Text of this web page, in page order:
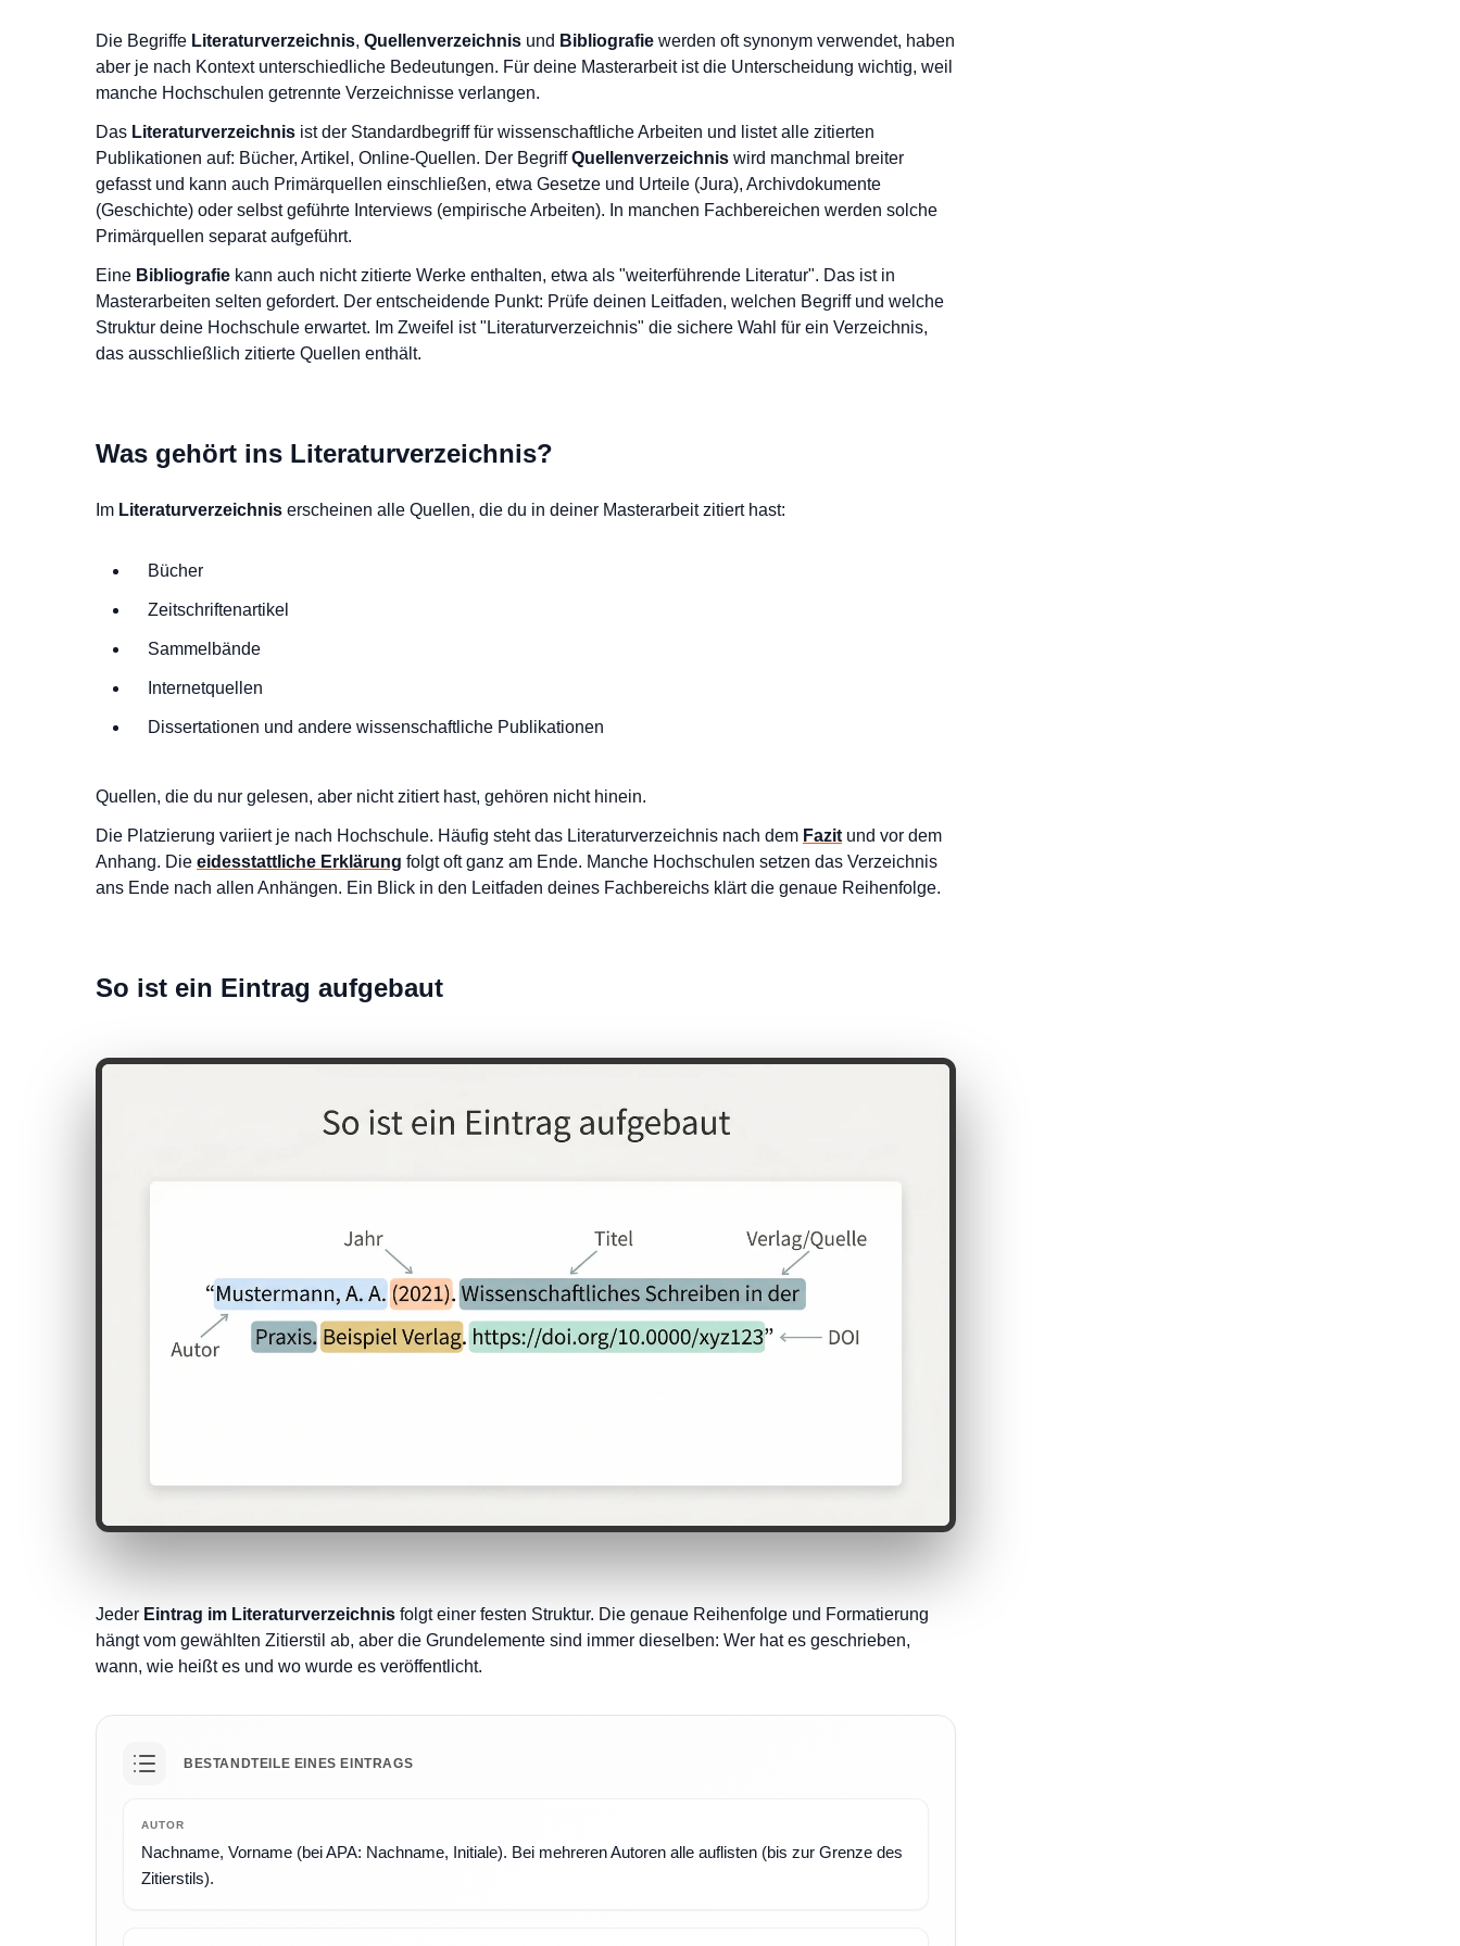
Die Begriffe Literaturverzeichnis, Quellenverzeichnis und Bibliografie werden oft synonym verwendet, haben
aber je nach Kontext unterschiedliche Bedeutungen. Für deine Masterarbeit ist die Unterscheidung wichtig, weil
manche Hochschulen getrennte Verzeichnisse verlangen.
Das Literaturverzeichnis ist der Standardbegriff für wissenschaftliche Arbeiten und listet alle zitierten
Publikationen auf: Bücher, Artikel, Online-Quellen. Der BegriffQuellenverzeichnis wird manchmal breiter
gefasst und kann auch Primärquellen einschließen, etwa Gesetze und Urteile (Jura), Archivdokumente
(Geschichte) oder selbst geführte Interviews (empirische Arbeiten). In manchen Fachbereichen werden solche
Primärquellen separat aufgeführt.
Eine Bibliografie kann auch nicht zitierte Werke enthalten, etwa als "weiterführende Literatur". Das ist in
Masterarbeiten selten gefordert. Der entscheidende Punkt: Prüfe deinen Leitfaden, welchen Begriff und welche
Struktur deine Hochschule erwartet. Im Zweifel ist "Literaturverzeichnis" die sichere Wahl für ein Verzeichnis,
das ausschließlich zitierte Quellen enthält.
Was gehört ins Literaturverzeichnis?
Im Literaturverzeichnis erscheinen alle Quellen, die du in deiner Masterarbeit zitiert hast:
Bücher
Zeitschriftenartikel
Sammelbände
Internetquellen
Dissertationen und andere wissenschaftliche Publikationen
Quellen, die du nur gelesen, aber nicht zitiert hast, gehören nicht hinein.
Die Platzierung variiert je nach Hochschule. Häufig steht das Literaturverzeichnis nach dem Fazit und vor dem
Anhang. Die eidesstattliche Erklärung folgt oft ganz am Ende. Manche Hochschulen setzen das Verzeichnis
ans Ende nach allen Anhängen. Ein Blick in den Leitfaden deines Fachbereichs klärt die genaue Reihenfolge.
So ist ein Eintrag aufgebaut
Jeder Eintrag im Literaturverzeichnis folgt einer festen Struktur. Die genaue Reihenfolge und Formatierung
hängt vom gewählten Zitierstil ab, aber die Grundelemente sind immer dieselben: Wer hat es geschrieben,
wann, wie heißt es und wo wurde es veröffentlicht.
BESTANDTEILE EINES EINTRAGS
AUTOR
Nachname, Vorname (bei APA: Nachname, Initiale). Bei mehreren Autoren alle auflisten (bis zur Grenze des
Zitierstils).